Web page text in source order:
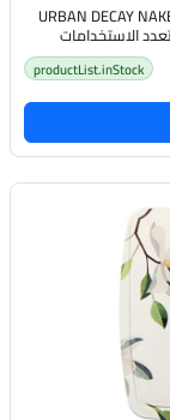
URBAN DECAY
productList.inStock